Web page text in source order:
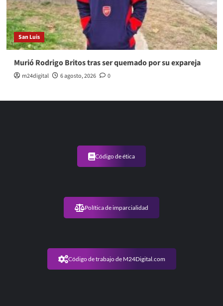
San Luis
Murió Rodrigo Britos tras ser quemado por su expareja
m24digital 6 agosto, 2026 0
Código de ética
Política de imparcialidad
Código de trabajo de M24Digital.com